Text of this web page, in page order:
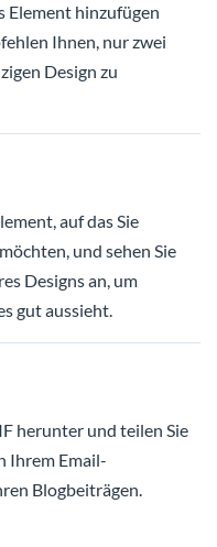
Element hinzufügen
Ihnen, nur zwei
Design zu
auf das Sie
und sehen Sie
Designs an, um
gut aussieht.
herunter und teilen Sie
Ihrem Email-
Blogbeiträgen.